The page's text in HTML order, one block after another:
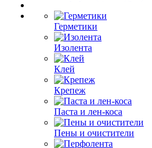
Герметики
Изолента
Клей
Крепеж
Паста и лен-коса
Пены и очистители